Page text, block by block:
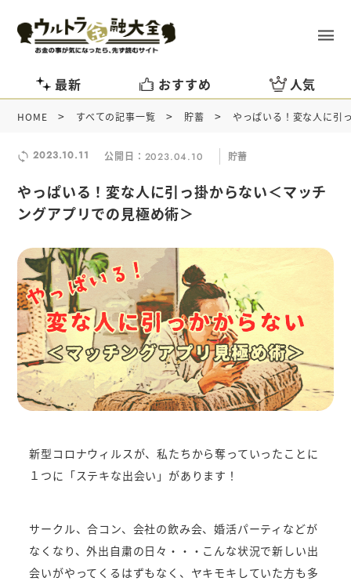
最新 おすすめ 人気
HOME > すべての記事一覧 > 貯蓄 > やっぱいる！変な人に引
2023.10.11 公開日： 2023.04.10 貯蓄
やっぱいる！変な人に引っ掛からない＜マッチ
ングアプリでの見極め術＞
新型コロナウィルスが、私たちから奪っていったことに
１つに「ステキな出会い」があります！
サークル、合コン、会社の飲み会、婚活パーティなどが
なくなり、外出自粛の日々・・・こんな状況で新しい出
会いがやってくるはずもなく、ヤキモキしていた方も多